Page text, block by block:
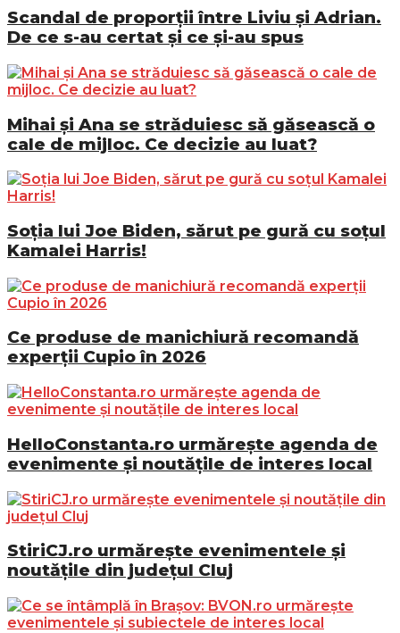
Scandal de proporții între Liviu și Adrian.
De ce s-au certat și ce și-au spus
Mihai și Ana se străduiesc să găsească o
cale de mijloc. Ce decizie au luat?
Soția lui Joe Biden, sărut pe gură cu soțul
Kamalei Harris!
Ce produse de manichiură recomandă
experții Cupio în 2026
HelloConstanta.ro urmărește agenda de
evenimente și noutățile de interes local
StiriCJ.ro urmărește evenimentele și
noutățile din județul Cluj